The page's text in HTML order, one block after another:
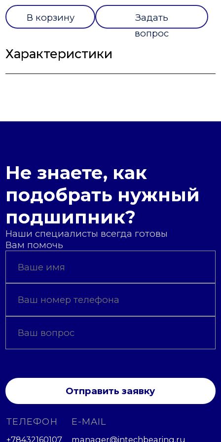
В корзину
Задать
вопрос
Характеристики
Не знаете, как
подобрать нужный
подшипник?
Наши специалисты всегда готовы
Вам помочь
Отправить заявку
ТЕЛЕФОН
+78432160107
E-MAIL
manager@intechbearing.ru